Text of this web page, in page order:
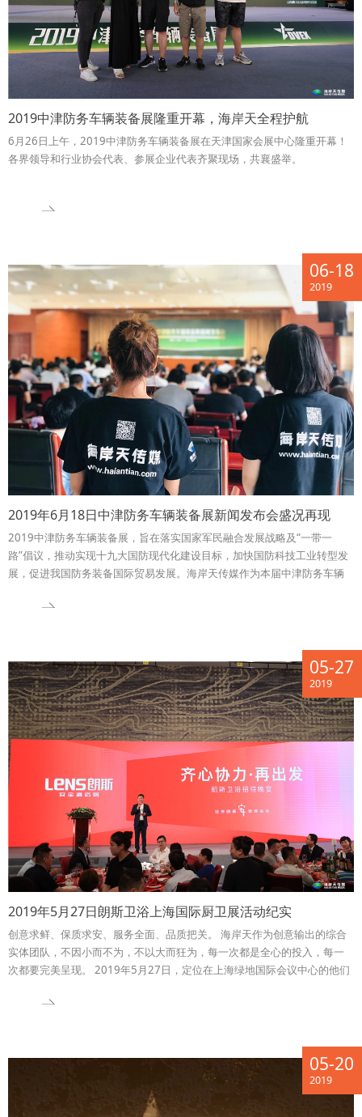
2019中津防务车辆装备展隆重开幕，海岸天全程护航
6月26日上午，2019中津防务车辆装备展在天津国家会展中心隆重开幕！
各界领导和行业协会代表、参展企业代表齐聚现场，共襄盛举。
06-18
2019
2019年6月18日中津防务车辆装备展新闻发布会盛况再现
2019中津防务车辆装备展，旨在落实国家军民融合发展战略及“一带一
路”倡议，推动实现十九大国防现代化建设目标，加快国防科技工业转型发
展，促进我国防务装备国际贸易发展。海岸天传媒作为本届中津防务车辆
此次国家级防务盛会从无到有、从0到能量无限大的过程。
05-27
2019
2019年5月27日朗斯卫浴上海国际厨卫展活动纪实
创意求鲜、保质求安、服务全面、品质把关。 海岸天作为创意输出的综合
实体团队，不因小而不为，不以大而狂为，每一次都是全心的投入，每一
次都要完美呈现。 2019年5月27日，定位在上海绿地国际会议中心的他们
05-20
2019